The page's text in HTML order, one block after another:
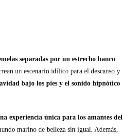
separadas por un estrecho banco
un escenario idílico para el descanso y
bajo los pies y el sonido hipnótico
experiencia única para los amantes del
marino de belleza sin igual. Además,